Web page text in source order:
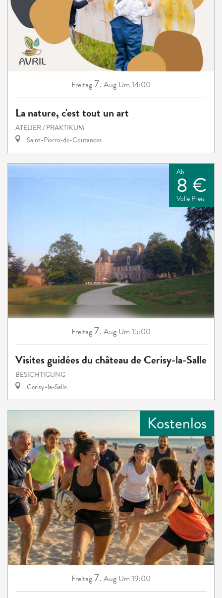
Freitag7. Aug Um 14:00
La nature, c'est tout un art
ATELIER / PRAKTIKUM
Saint-Pierre-de-Coutances
Ab
8 €
Volle Preis
Freitag7. Aug Um 15:00
Visites guidées du château de Cerisy-la-Salle
BESICHTIGUNG
Cerisy-la-Salle
Kostenlos
Freitag7. Aug Um 19:00